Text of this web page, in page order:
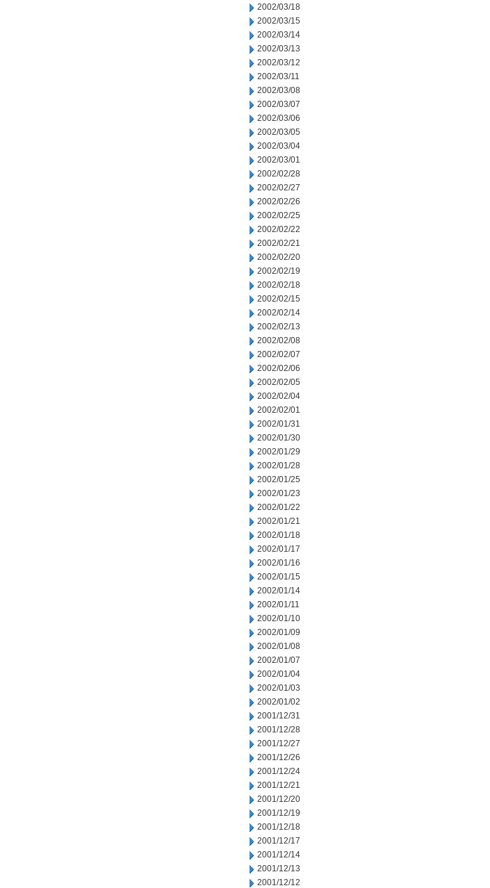
2002/03/18
2002/03/15
2002/03/14
2002/03/13
2002/03/12
2002/03/11
2002/03/08
2002/03/07
2002/03/06
2002/03/05
2002/03/04
2002/03/01
2002/02/28
2002/02/27
2002/02/26
2002/02/25
2002/02/22
2002/02/21
2002/02/20
2002/02/19
2002/02/18
2002/02/15
2002/02/14
2002/02/13
2002/02/08
2002/02/07
2002/02/06
2002/02/05
2002/02/04
2002/02/01
2002/01/31
2002/01/30
2002/01/29
2002/01/28
2002/01/25
2002/01/23
2002/01/22
2002/01/21
2002/01/18
2002/01/17
2002/01/16
2002/01/15
2002/01/14
2002/01/11
2002/01/10
2002/01/09
2002/01/08
2002/01/07
2002/01/04
2002/01/03
2002/01/02
2001/12/31
2001/12/28
2001/12/27
2001/12/26
2001/12/24
2001/12/21
2001/12/20
2001/12/19
2001/12/18
2001/12/17
2001/12/14
2001/12/13
2001/12/12